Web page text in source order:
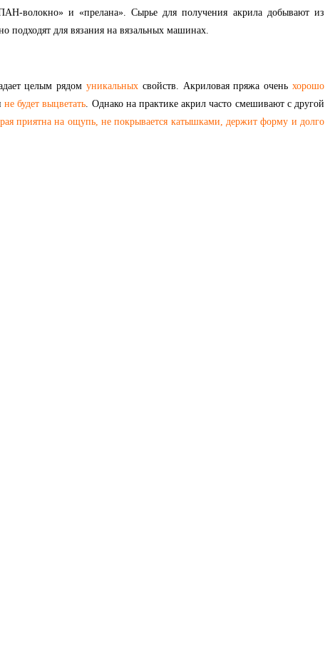
волокно» и «прелана». Сырье для получения акрила добывают из
подходят для вязания на вязальных машинах.
целым рядом уникальныхсвойств. Акриловая пряжа оченьхорошо
не будет выцветать. Однако на практике акрил часто смешивают с другой
приятна на ощупь, не покрывается катышками, держит форму и долго